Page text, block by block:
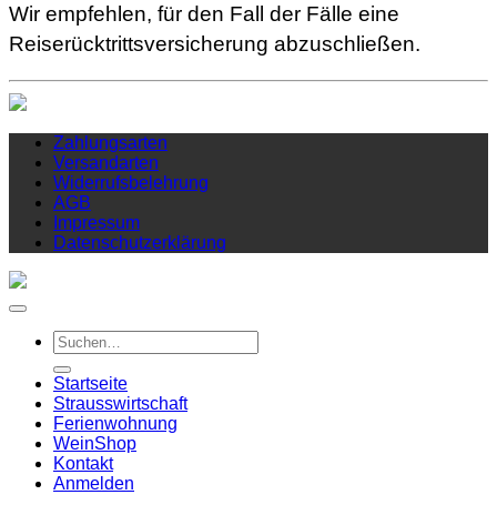
Wir empfehlen, für den Fall der Fälle eine
Reiserücktrittsversicherung abzuschließen.
Zahlungsarten
Versandarten
Widerrufsbelehrung
AGB
Impressum
Datenschutzerklärung
Suchen
nach:
Startseite
Strausswirtschaft
Ferienwohnung
WeinShop
Kontakt
Anmelden